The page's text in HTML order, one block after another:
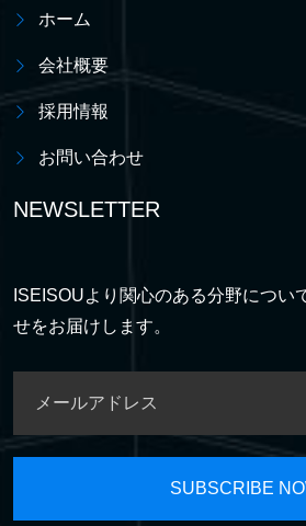
ホーム
会社概要
採用情報
お問い合わせ
NEWSLETTER
ISEISOUより関心のある分野につい
せをお届けします。